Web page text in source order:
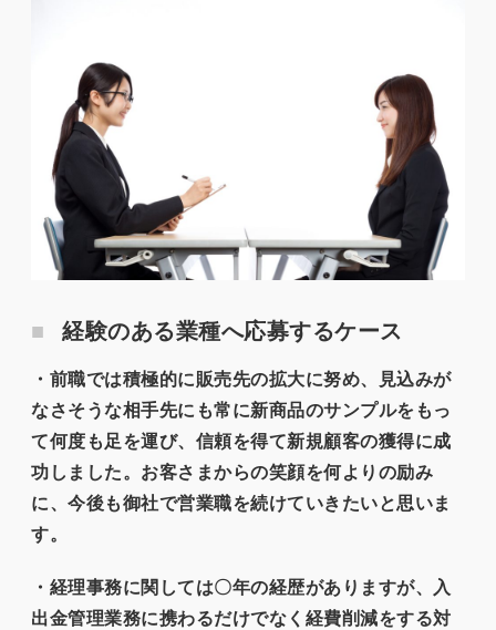
経験のある業種へ応募するケース
・前職では積極的に販売先の拡大に努め、見込みが
なさそうな相手先にも常に新商品のサンプルをもっ
て何度も足を運び、信頼を得て新規顧客の獲得に成
功しました。お客さまからの笑顔を何よりの励み
に、今後も御社で営業職を続けていきたいと思いま
す。
・経理事務に関しては〇年の経歴がありますが、入
出金管理業務に携わるだけでなく経費削減をする対